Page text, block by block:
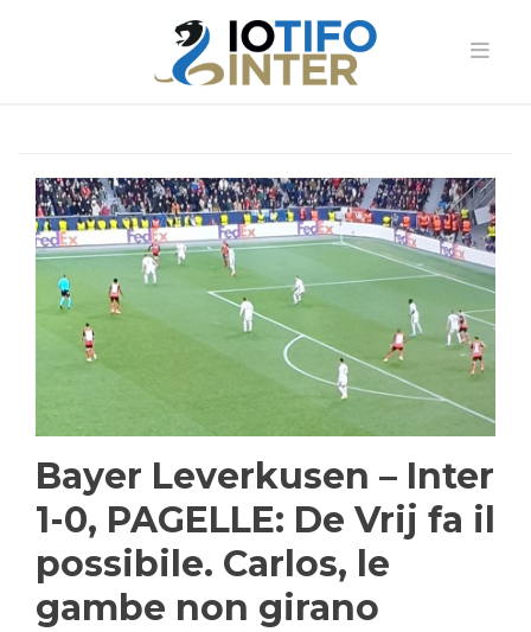
Bayer Leverkusen – Inter
1-0, PAGELLE: De Vrij fa il
possibile. Carlos, le
gambe non girano